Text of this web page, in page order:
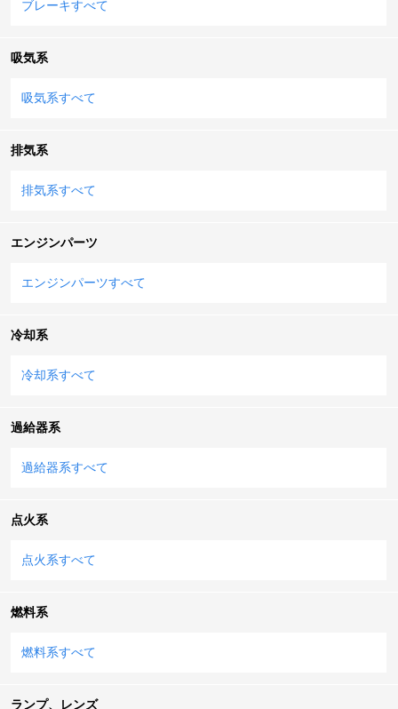
ブレーキすべて
吸気系
吸気系すべて
排気系
排気系すべて
エンジンパーツ
エンジンパーツすべて
冷却系
冷却系すべて
過給器系
過給器系すべて
点火系
点火系すべて
燃料系
燃料系すべて
ランプ、レンズ